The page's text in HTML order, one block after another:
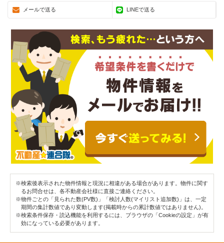
メールで送る LINEで送る
※検索後表示された物件情報と現況に相違がある場合があります。物件に関す
るお問合せは、各不動産会社様に直接ご連絡ください。
※物件ごとの「見られた数(PV数)」「検討人数(マイリスト追加数)」は、一定
期間の集計数値であり変動します(掲載時からの累計数値ではありません)。
※検索条件保存・読込機能を利用するには、ブラウザの「Cookieの設定」が有
効になっている必要があります。